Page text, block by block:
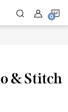
& Stitch